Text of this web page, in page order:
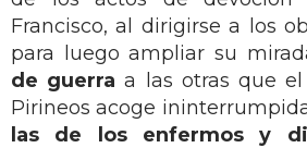
Francisco, al dirigirse a los
para luego ampliar su
de guerra a las otras que
Pirineos acoge
las de los enfermos y